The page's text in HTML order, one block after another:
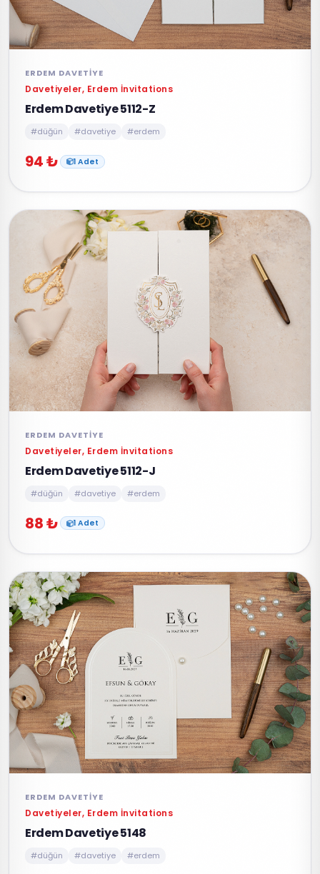
ERDEM DAVETIYE
Davetiyeler, Erdem İnvitations
Erdem Davetiye 5112-Z
#düğün #davetiye #erdem
94 ₺ 1 Adet
ERDEM DAVETIYE
Davetiyeler, Erdem İnvitations
Erdem Davetiye 5112-J
#düğün #davetiye #erdem
88 ₺ 1 Adet
ERDEM DAVETIYE
Davetiyeler, Erdem İnvitations
Erdem Davetiye 5148
#düğün #davetiye #erdem